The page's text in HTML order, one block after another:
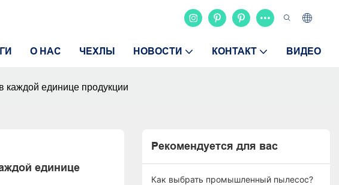
О НАС ЧЕХЛЫ НОВОСТИ КОНТАКТ ВИДЕО
каждой единице продукции
единице
Рекомендуется для вас
Как выбрать промышленный пылесос?